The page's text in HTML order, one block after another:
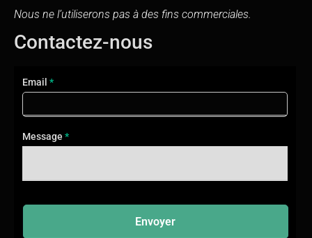
Nous ne l’utiliserons pas à des fins commerciales.
Contactez-nous
Contact
2025
Email *
Message *
Envoyer